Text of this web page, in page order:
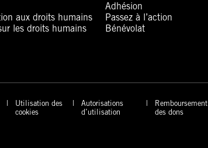
aux droits humains
les droits humains
Adhésion
Passez à l’action
Bénévolat
Utilisation des
cookies
Autorisations
d’utilisation
Remboursement
des dons